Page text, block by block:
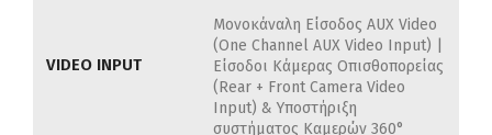
VIDEO INPUT
Μονοκάναλη Είσοδος AUX Video
(One Channel AUX Video Input) |
Είσοδοι Κάμερας Οπισθοπορείας
(Rear + Front Camera Video
Input) & Υποστήριξη
συστήματος Καμερών 360°